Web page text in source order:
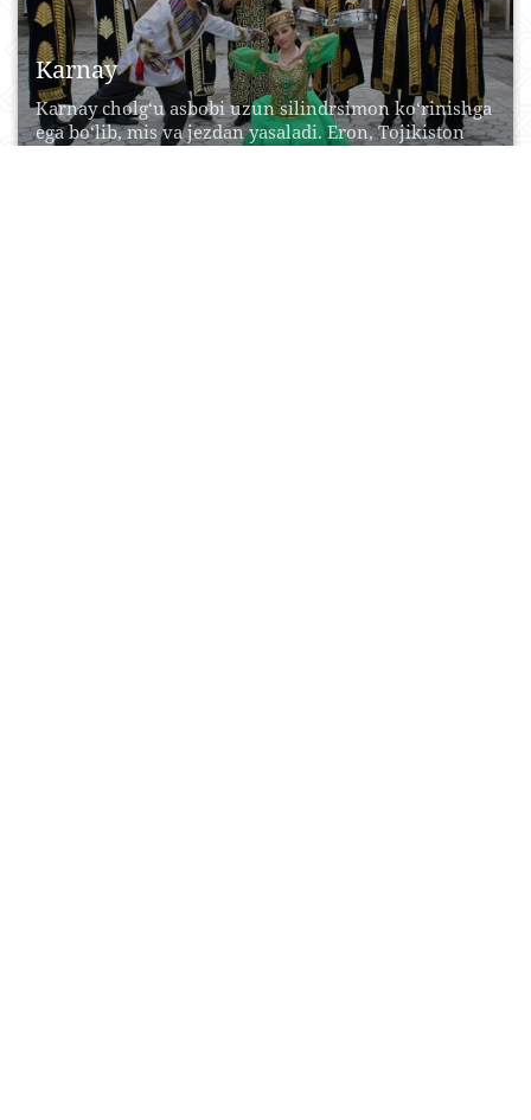
Karnay
Karnay сholg‘u asbobi uzun silindrsimon ko‘rinishga
ega bo‘lib, mis va jezdan yasaladi. Eron, Tojikiston